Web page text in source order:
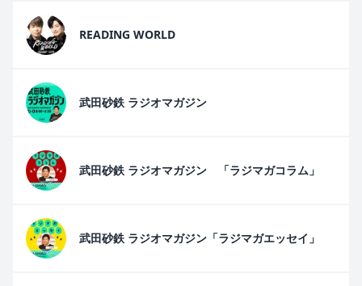
READING WORLD
武田砂鉄 ラジオマガジン
武田砂鉄 ラジオマガジン 「ラジマガコラム」
武田砂鉄 ラジオマガジン「ラジマガエッセイ」